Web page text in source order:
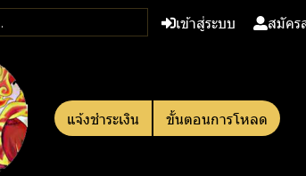
เข้าสู่ระบบ สมัคร
แจ้งชำระเงิน ขั้นตอนการโหลด